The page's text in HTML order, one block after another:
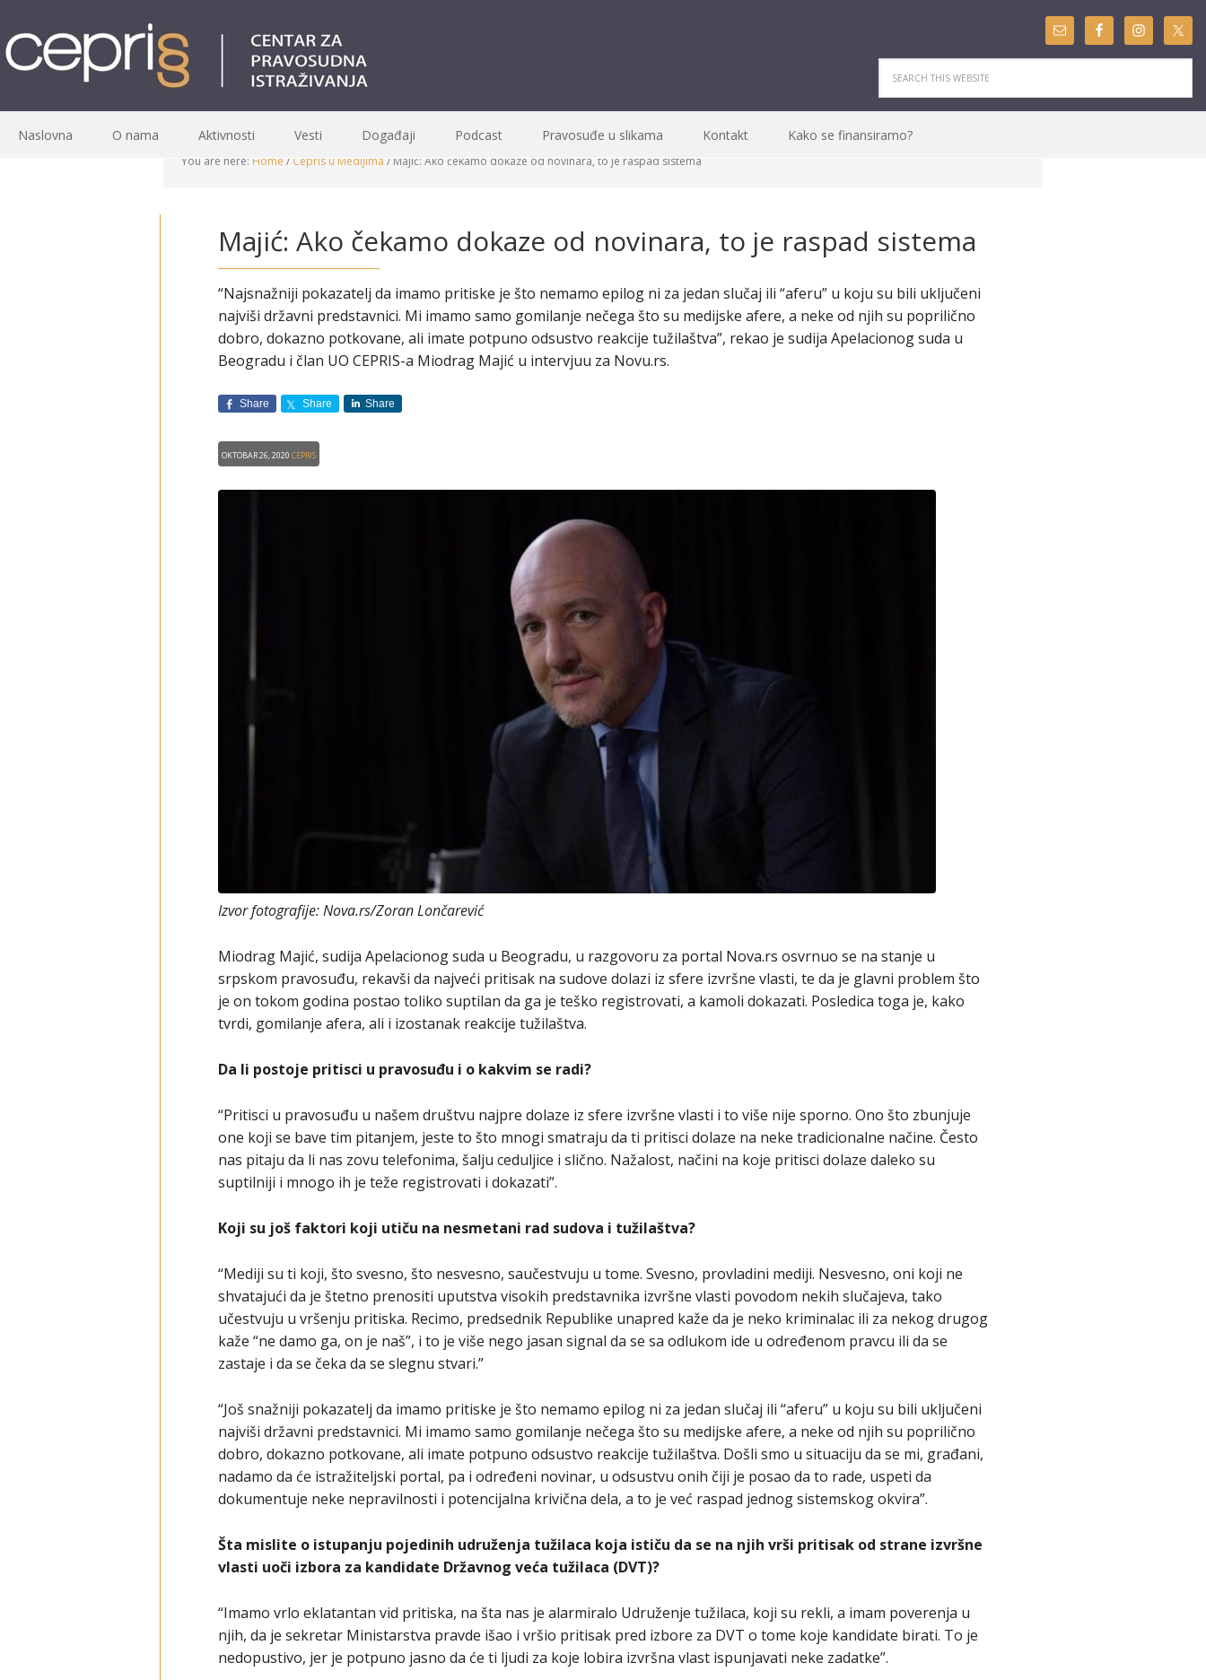
Naslovna O nama Aktivnosti Vesti Događaji Podcast Pravosuđe u slikama Kontakt Kako se finansiramo?
You are here: Home /Cepris u Medijima /Majić: Ako čekamo dokaze od novinara, to je raspad sistema
Majić: Ako čekamo dokaze od novinara, to je raspad sistema
“Najsnažniji pokazatelj da imamo pritiske je što nemamo epilog ni za jedan slučaj ili “aferu” u koju su bili uključeni
najviši državni predstavnici. Mi imamo samo gomilanje nečega što su medijske afere, a neke od njih su poprilično
dobro, dokazno potkovane, ali imate potpuno odsustvo reakcije tužilaštva”, rekao je sudija Apelacionog suda u
Beogradu i član UO CEPRIS-a Miodrag Majić u intervjuu za Novu.rs.
Share Share Share
Oktobar 26, 2020CEPRIS
Izvor fotografije: Nova.rs/Zoran Lončarević
Miodrag Majić, sudija Apelacionog suda u Beogradu, u razgovoru za portal Nova.rs osvrnuo se na stanje u
srpskom pravosuđu, rekavši da najveći pritisak na sudove dolazi iz sfere izvršne vlasti, te da je glavni problem što
je on tokom godina postao toliko suptilan da ga je teško registrovati, a kamoli dokazati. Posledica toga je, kako
tvrdi, gomilanje afera, ali i izostanak reakcije tužilaštva.
Da li postoje pritisci u pravosuđu i o kakvim se radi?
“Pritisci u pravosuđu u našem društvu najpre dolaze iz sfere izvršne vlasti i to više nije sporno. Ono što zbunjuje
one koji se bave tim pitanjem, jeste to što mnogi smatraju da ti pritisci dolaze na neke tradicionalne načine. Često
nas pitaju da li nas zovu telefonima, šalju ceduljice i slično. Nažalost, načini na koje pritisci dolaze daleko su
suptilniji i mnogo ih je teže registrovati i dokazati”.
Koji su još faktori koji utiču na nesmetani rad sudova i tužilaštva?
“Mediji su ti koji, što svesno, što nesvesno, saučestvuju u tome. Svesno, provladini mediji. Nesvesno, oni koji ne
shvatajući da je štetno prenositi uputstva visokih predstavnika izvršne vlasti povodom nekih slučajeva, tako
učestvuju u vršenju pritiska. Recimo, predsednik Republike unapred kaže da je neko kriminalac ili za nekog drugog
kaže “ne damo ga, on je naš”, i to je više nego jasan signal da se sa odlukom ide u određenom pravcu ili da se
zastaje i da se čeka da se slegnu stvari.”
“Još snažniji pokazatelj da imamo pritiske je što nemamo epilog ni za jedan slučaj ili “aferu” u koju su bili uključeni
najviši državni predstavnici. Mi imamo samo gomilanje nečega što su medijske afere, a neke od njih su poprilično
dobro, dokazno potkovane, ali imate potpuno odsustvo reakcije tužilaštva. Došli smo u situaciju da se mi, građani,
nadamo da će istražiteljski portal, pa i određeni novinar, u odsustvu onih čiji je posao da to rade, uspeti da
dokumentuje neke nepravilnosti i potencijalna krivična dela, a to je već raspad jednog sistemskog okvira”.
Šta mislite o istupanju pojedinih udruženja tužilaca koja ističu da se na njih vrši pritisak od strane izvršne
vlasti uoči izbora za kandidate Državnog veća tužilaca (DVT)?
“Imamo vrlo eklatantan vid pritiska, na šta nas je alarmiralo Udruženje tužilaca, koji su rekli, a imam poverenja u
njih, da je sekretar Ministarstva pravde išao i vršio pritisak pred izbore za DVT o tome koje kandidate birati. To je
nedopustivo, jer je potpuno jasno da će ti ljudi za koje lobira izvršna vlast ispunjavati neke zadatke”.